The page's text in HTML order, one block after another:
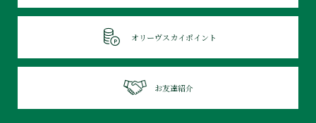
オリーヴスカイポイント
お友達紹介